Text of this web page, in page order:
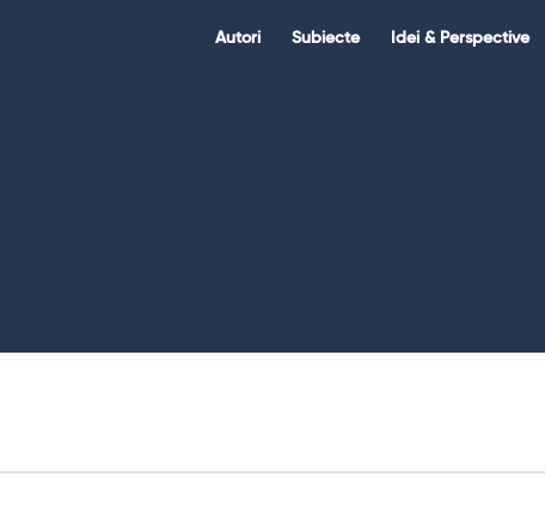
Citate.ro
Autori Subiecte Idei & Perspective